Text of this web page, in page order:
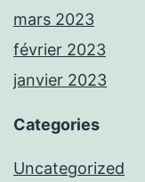
mars 2023
février 2023
janvier 2023
Categories
Uncategorized